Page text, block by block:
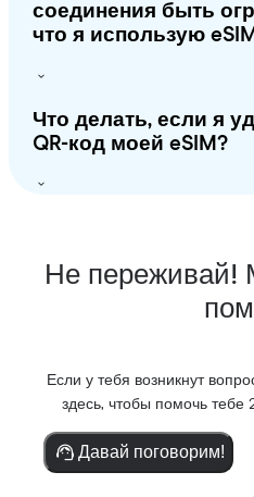
соединения быть
что я использую
Что делать, если я
QR-код моей eSIM?
Не переживай!
Если у тебя возникнут
здесь, чтобы помочь тебе
Давай поговорим!